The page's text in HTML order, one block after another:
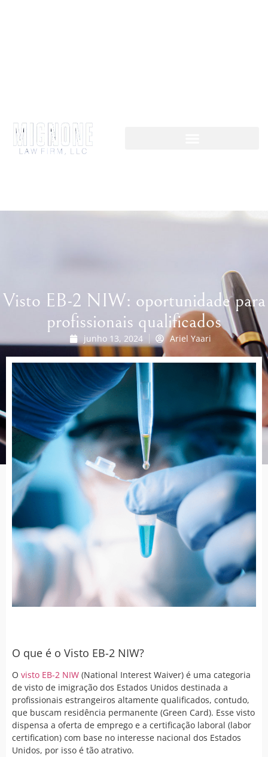
Visto EB-2 NIW: oportunidade para
profissionais qualificados
junho 13, 2024 Ariel Yaari
O que é o Visto EB-2 NIW?
O visto EB-2 NIW (National Interest Waiver) é uma categoria
de visto de imigração dos Estados Unidos destinada a
profissionais estrangeiros altamente qualificados, contudo,
que buscam residência permanente (Green Card). Esse visto
dispensa a oferta de emprego e a certificação laboral (labor
certification) com base no interesse nacional dos Estados
Unidos, por isso é tão atrativo.